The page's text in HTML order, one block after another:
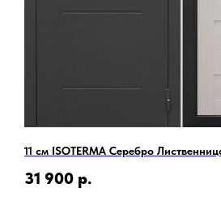
11 см ISOTERMA Серебро
31 900 р.